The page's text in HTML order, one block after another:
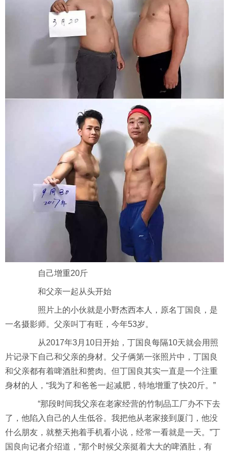
自己增重20斤
和父亲一起从头开始
照片上的小伙就是小野杰西本人，原名丁国良，是
一名摄影师。父亲叫丁有旺，今年53岁。
从2017年3月10日开始，丁国良每隔10天就会用照
片记录下自己和父亲的身材。父子俩第一张照片中，丁国良
和父亲都有着啤酒肚和赘肉。但丁国良其实一直是一个注重
身材的人，“我为了和爸爸一起减肥，特地增重了快20斤。”
“那段时间我父亲在老家经营的竹制品工厂办不下去
了，他陷入自己的人生低谷。我把他从老家接到厦门，他没
什么朋友，就整天抱着手机看小说，经常一看就是一天。”丁
国良向记者介绍道，“那个时候父亲挺着大大的啤酒肚，有